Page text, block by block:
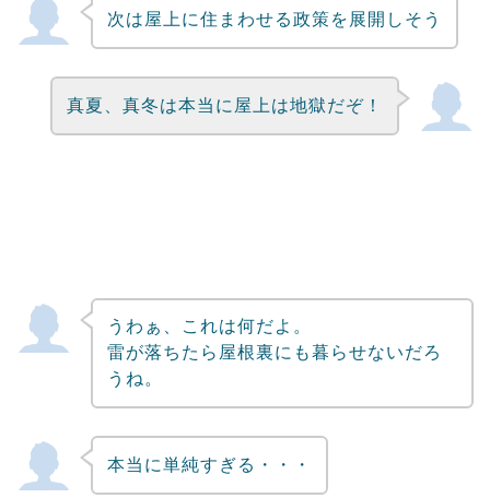
次は屋上に住まわせる政策を展開しそう
真夏、真冬は本当に屋上は地獄だぞ！
うわぁ、これは何だよ。
雷が落ちたら屋根裏にも暮らせないだろ
うね。
本当に単純すぎる・・・